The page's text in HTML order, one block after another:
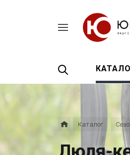
Каталог